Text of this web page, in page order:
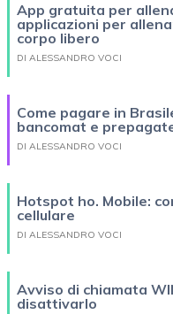
App gratuita per
applicazioni per
corpo libero
DI ALESSANDRO VOCI
Come pagare in
bancomat e
DI ALESSANDRO VOCI
Hotspot ho. Mobile:
cellulare
DI ALESSANDRO VOCI
Avviso di chiamata
disattivarlo